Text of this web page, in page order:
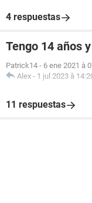
4 respuestas
Tengo 14 años
Patrick14 - 6 ene 2021 à
Alex - 1 jul 2023 à
11 respuestas